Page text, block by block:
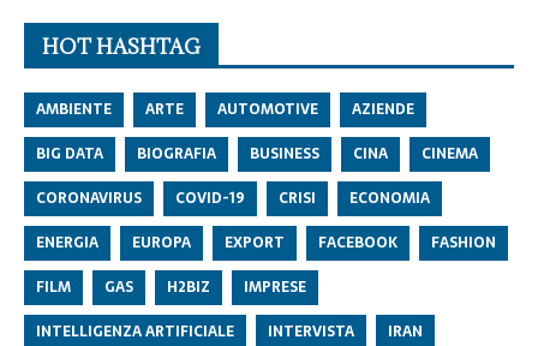
HOT HASHTAG
AMBIENTE ARTE AUTOMOTIVE
AZIENDE
BIG DATA
BIOGRAFIA BUSINESS CINA
CINEMA
CORONAVIRUS
COVID-19 CRISI
ECONOMIA
ENERGIA
EUROPA EXPORT FACEBOOK
FASHION
FILM
GAS H2BIZ
IMPRESE
INTELLIGENZA ARTIFICIALE
INTERVISTA
IRAN